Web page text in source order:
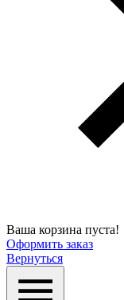
Ваша корзина пуста!
Оформить заказ
Вернуться